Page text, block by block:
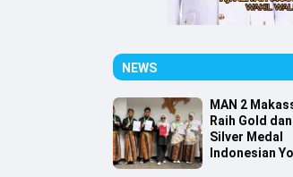
NEWS
MAN 2
Raih Gold dan
Silver Medal
Indonesian